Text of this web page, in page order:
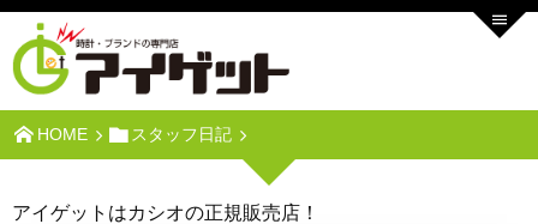
HOME スタッフ日記
アイゲットはカシオの正規販売店！